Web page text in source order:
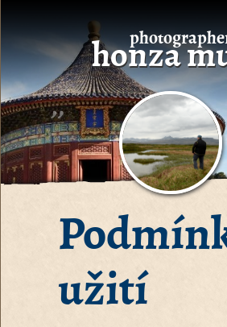
honza
užití